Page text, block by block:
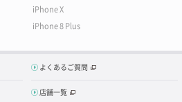
iPhone X
iPhone 8 Plus
よくあるご質問
店舗一覧